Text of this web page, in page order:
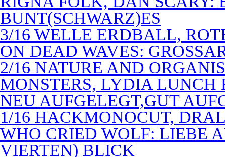
BUNT(SCHWARZ)ES
3/16 WELLE ERDBALL,
ON DEAD WAVES:
2/16 NATURE AND
MONSTERS, LYDIA LUNCH
NEU AUFGELEGT,GUT
1/16 HACKMONOCUT,
WHO CRIED WOLF: LIEBE
VIERTEN) BLICK